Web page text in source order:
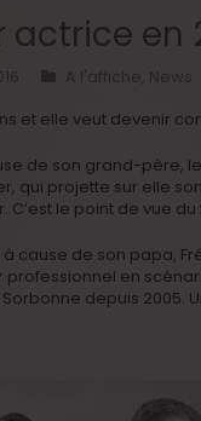
actrice en
A l'affiche
et elle veut devenir
de son grand-père,
qui projette sur elle
C’est le point de vue du
cause de son papa,
professionnel en
depuis 2005.